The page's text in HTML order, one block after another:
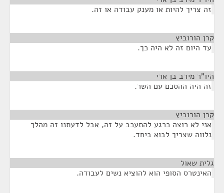
זה צריך להיות או מענק עבודה או זה.
קרן הורוביץ
עד היום זה לא היה כך.
היו"ר מירב בן ארי
זה היה ההסכם עם השר.
קרן הורוביץ
אני לא רוצה כרגע להתעכב על זה, אבל לדעתנו זה מהלך
נלווה שצריך לבוא ביחד.
גלית שאול
האינטרס הסופי הוא להוציא נשים לעבודה.